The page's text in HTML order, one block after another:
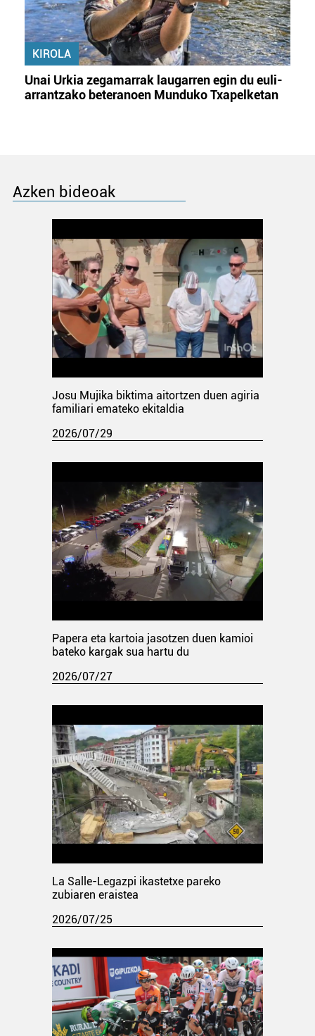
KIROLA
Unai Urkia zegamarrak laugarren egin du euli-
arrantzako beteranoen Munduko Txapelketan
Azken bideoak
Josu Mujika biktima aitortzen duen agiria
familiari emateko ekitaldia
2026/07/29
Papera eta kartoia jasotzen duen kamioi
bateko kargak sua hartu du
2026/07/27
La Salle-Legazpi ikastetxe pareko
zubiaren eraistea
2026/07/25